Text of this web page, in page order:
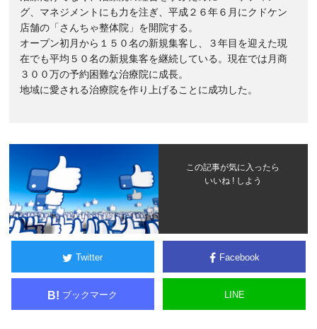
グ、マネジメントにも力を注ぎ、平成２６年６月にクドケン
店舗の「さんちゃ整体院」を開院する。
オープン初月から１５０名の新規集客し、３年目を迎えた現
在でも平均５０名の新規集客を継続している。現在では月商
３００万の予約困難な治療院に成長。
地域に愛される治療院を作り上げることに成功した。
この記事が気に入ったら
いいね ! しよう
Twitter Facebook
B! ブックマーク LINE